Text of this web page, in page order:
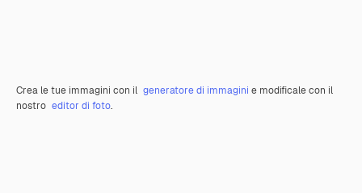
Crea le tue immagini con il generatore di immagini e modificale con il
nostro editor di foto.